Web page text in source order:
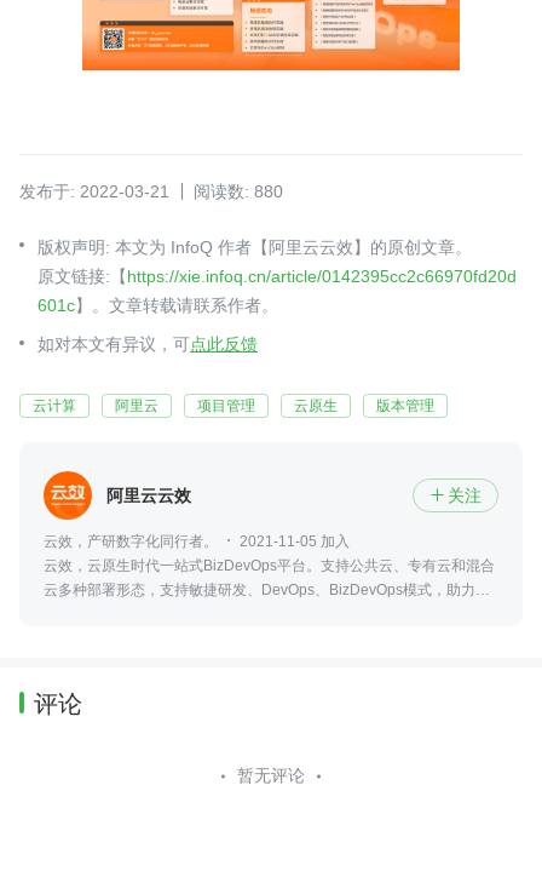
发布于: 2022-03-21 阅读数: 880
版权声明: 本文为 InfoQ 作者【阿里云云效】的原创文章。
原文链接:【https://xie.infoq.cn/article/0142395cc2c66970fd20d
601c】。文章转载请联系作者。
如对本文有异议，可点此反馈
云计算 阿里云 项目管理 云原生 版本管理
阿里云云效  关注
云效，产研数字化同行者。
2021-11-05 加入
云效，云原生时代一站式BizDevOps平台。支持公共云、专有云和混合
云多种部署形态，支持敏捷研发、DevOps、BizDevOps模式，助力创
评论
暂无评论